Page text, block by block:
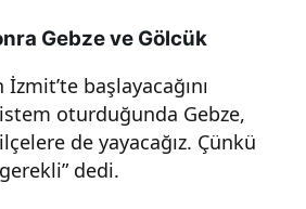
Gebze ve Gölcük
başlayacağını
oturduğunda Gebze,
de yayacağız. Çünkü
dedi.